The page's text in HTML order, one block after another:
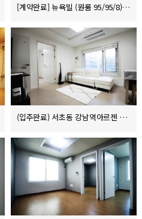
[계약완료] 뉴욕빌 (원룸 95/95/8)
(입주완료) 서초동 강남역아르젠 200/135